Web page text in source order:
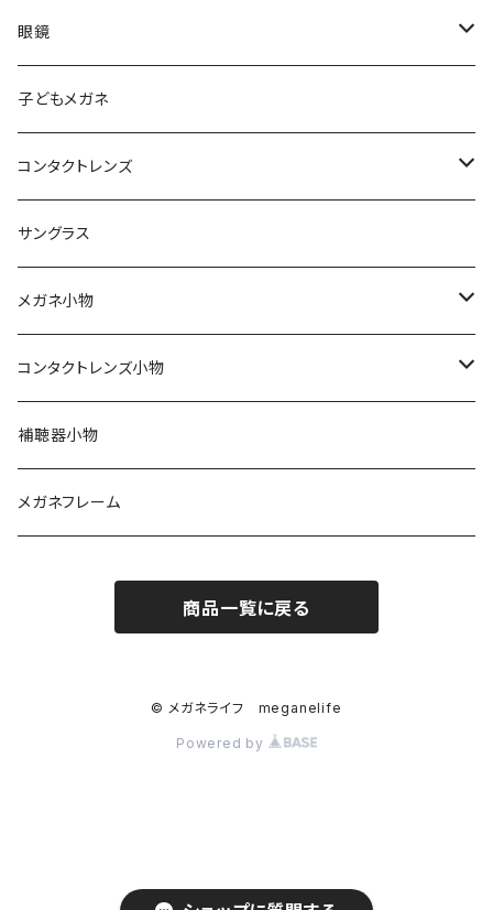
眼鏡
メンズ
レディース
軽量フレーム
Silhouette（シルエット）
Line Art（ラインアート）
TITANOS（チタノス）
Darwinr（ダーウィン）
Farben（ファルベン）
Ray-Ban （レイバン）
Round（ラウンド）
子どもメガネ
コンタクトレンズ
定期便
ワンデー
2ウィーク
ハードコンタクト
カラーコンタクト
サングラス
メガネ小物
期間限定！セリートとプレゼント用袋付き
スカッシー
花粉症対策
コンタクトレンズ小物
ハードコンタクトレンズ用
ソフトコンタクトレンズ用
補聴器小物
メガネフレーム
商品一覧に戻る
© メガネライフ meganelife
Powered by